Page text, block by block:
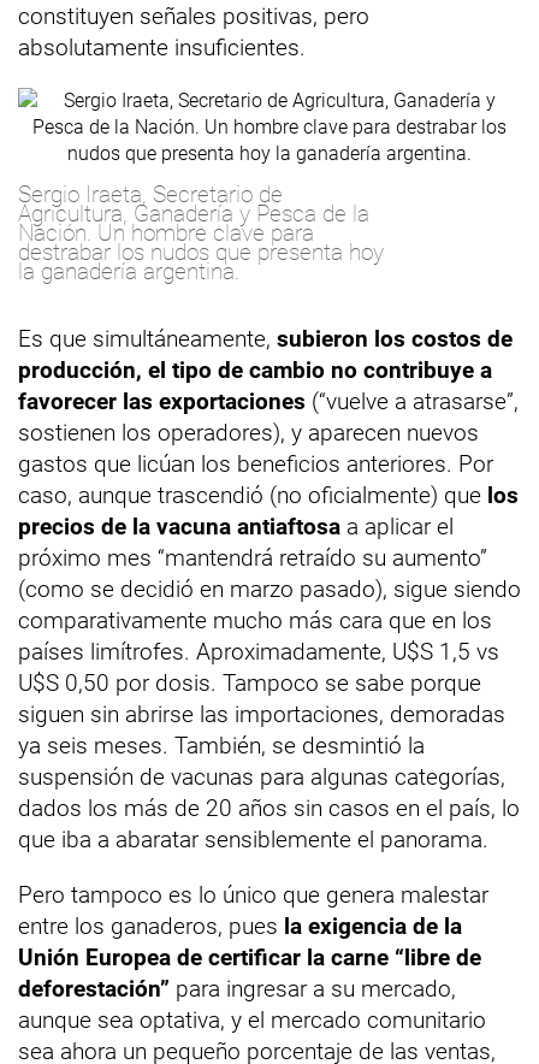
constituyen señales positivas, pero
absolutamente insuficientes.
Sergio Iraeta, Secretario de
Agricultura, Ganadería y Pesca de la
Nación. Un hombre clave para
destrabar los nudos que presenta hoy
la ganadería argentina.
Es que simultáneamente, subieron los costos de
producción, el tipo de cambio no contribuye a
favorecer las exportaciones (“vuelve a atrasarse”,
sostienen los operadores), y aparecen nuevos
gastos que licúan los beneficios anteriores. Por
caso, aunque trascendió (no oficialmente) que los
precios de la vacuna antiaftosa a aplicar el
próximo mes “mantendrá retraído su aumento”
(como se decidió en marzo pasado), sigue siendo
comparativamente mucho más cara que en los
países limítrofes. Aproximadamente, U$S 1,5 vs
U$S 0,50 por dosis. Tampoco se sabe porque
siguen sin abrirse las importaciones, demoradas
ya seis meses. También, se desmintió la
suspensión de vacunas para algunas categorías,
dados los más de 20 años sin casos en el país, lo
que iba a abaratar sensiblemente el panorama.
Pero tampoco es lo único que genera malestar
entre los ganaderos, pues la exigencia de la
Unión Europea de certificar la carne “libre de
deforestación” para ingresar a su mercado,
aunque sea optativa, y el mercado comunitario
sea ahora un pequeño porcentaje de las ventas,